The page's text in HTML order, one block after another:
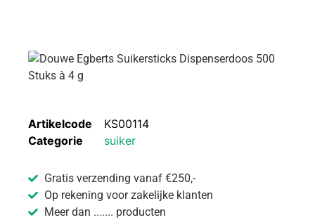
Artikelcode
KS00114
Categorie
suiker
Gratis verzending vanaf €250,-
Op rekening voor zakelijke klanten
Meer dan ....... producten